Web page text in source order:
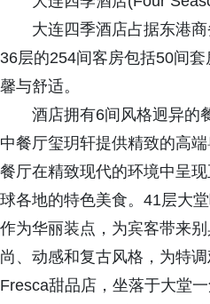
大连四季酒店占据东港
36层的254间客房包括50间
馨与舒适。
酒店拥有6间风格迥异的
中餐厅玺玥轩提供精致的高
餐厅在精致现代的环境中呈
球各地的特色美食。41层大
作为华丽装点，为宾客带来
尚、动感和复古风格，为特
Fresca甜品店，坐落于大堂